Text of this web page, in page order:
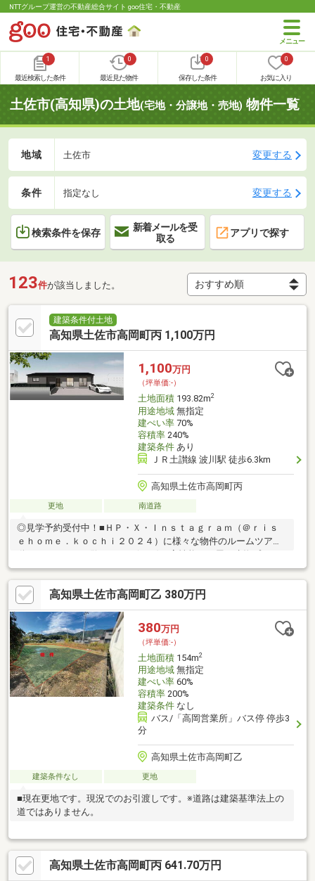
NTTグループ運営の不動産総合サイト goo住宅・不動産
1
最近検索した条件
0
最近見た物件
0
保存した条件
0
お気に入り
土佐市(高知県)の土地(宅地・分譲地・売地) 物件一覧
地域 土佐市 変更する
条件 指定なし 変更する
検索条件を保存
新着メールを受
取る
アプリで探す
123件が該当しました。
建築条件付土地
高知県土佐市高岡町丙 1,100万円
1,100万円
（坪単価:-）
土地面積193.82m2
用途地域無指定
建ぺい率70%
容積率240%
建築条件あり
ＪＲ土讃線 波川駅 徒歩6.3km
高知県土佐市高岡町丙
更地 南道路
◎見学予約受付中！■ＨＰ・Ｘ・Ｉｎｓｔａｇｒａｍ（＠ｒｉｓ
ｅｈｏｍｅ．ｋｏｃｈｉ２０２４）に様々な物件のルームツアー
動画あり！ぜひご覧ください(*^-^*)・高性能な平屋の建物プラン
あり！耐震等級3×ZEH水準の安心・省エネ設計！・敷地面積58.6
坪！並列駐車や、お庭のスペースまでしっかり確保できる広さで
す♪・南向き接道で陽当り良好・高岡第一小学校徒歩5分、サンシ
ャイン徒歩9分、市役所徒歩8分と、生活施設が徒歩10分圏内に揃
う好立地が魅力♪【周辺環境】・土佐市立高岡第一小学校 徒歩5
分（327ｍ）・土佐市立高岡中学校 徒歩9分（659ｍ）
高知県土佐市高岡町乙 380万円
380万円
（坪単価:-）
土地面積154m2
用途地域無指定
建ぺい率60%
容積率200%
建築条件なし
バス/「高岡営業所」バス停 停歩3
分
高知県土佐市高岡町乙
建築条件なし 更地
■現在更地です。現況でのお引渡しです。※道路は建築基準法上の
道ではありません。
高知県土佐市高岡町丙 641.70万円